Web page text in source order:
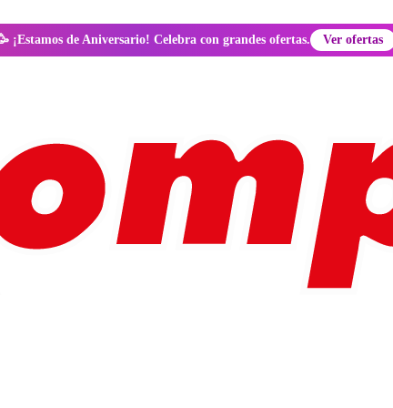
¡Estamos de Aniversario! Celebra con grandes ofertas. Ver ofertas